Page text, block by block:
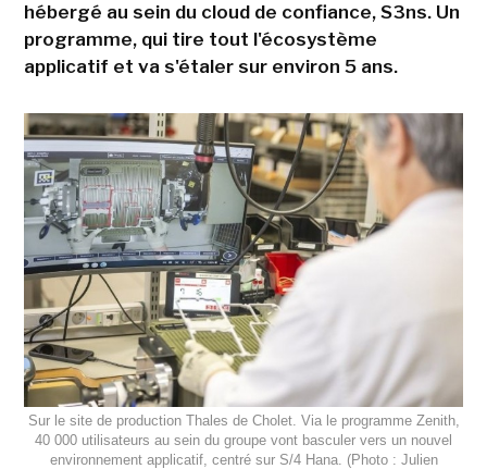
hébergé au sein du cloud de confiance, S3ns. Un
programme, qui tire tout l'écosystème
applicatif et va s'étaler sur environ 5 ans.
Sur le site de production Thales de Cholet. Via le programme Zenith,
40 000 utilisateurs au sein du groupe vont basculer vers un nouvel
environnement applicatif, centré sur S/4 Hana. (Photo : Julien